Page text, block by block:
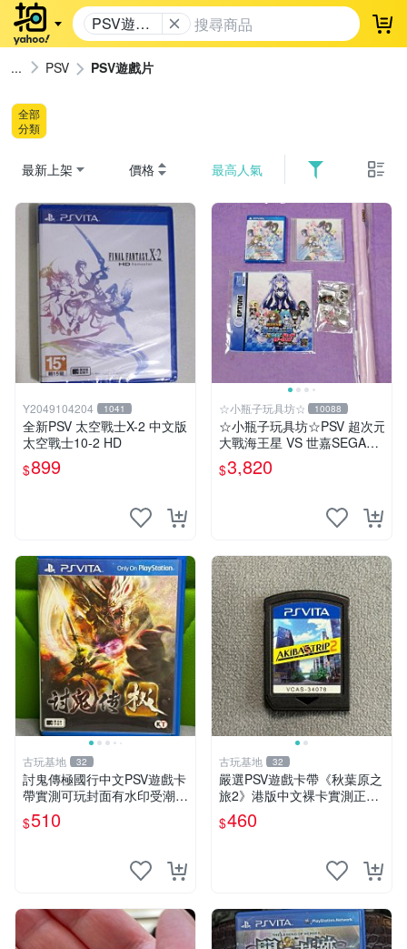
PSV遊戲
片
登
PSV PSV遊戲片
全部
分類
最新上架 價格 最高人氣
Y2049104204 1041
全新PSV 太空戰士X-2 中文版
太空戰士10-2 HD
$899
☆小瓶子玩具坊☆ 10088
☆小瓶子玩具坊☆PSV 超次元
大戰海王星 VS 世嘉SEGA主
機少女 ebten 法米通 店舖特
典通常版+特典--CD
$3,820
古玩基地 32
討鬼傳極國行中文PSV遊戲卡
帶實測可玩封面有水印受潮痕
跡請看圖確認成色無異議再拍
嚴選二手遊戲請認真審視
$510
古玩基地 32
嚴選PSV遊戲卡帶《秋葉原之
旅2》港版中文裸卡實測正
常，專機遊戲只可在SONY P
SV上運行 卡帶 psv 港版
$460